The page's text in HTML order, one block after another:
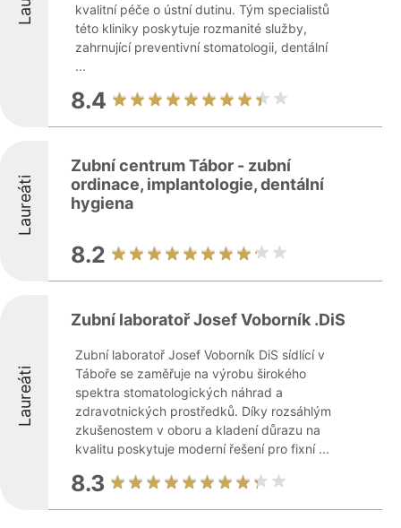
kvalitní péče o ústní dutinu. Tým specialistů
této kliniky poskytuje rozmanité služby,
zahrnující preventivní stomatologii, dentální
...
8.4
Laureáti
Zubní centrum Tábor - zubní
ordinace, implantologie, dentální
hygiena
8.2
Laureáti
Zubní laboratoř Josef Voborník .DiS
Zubní laboratoř Josef Voborník DiS sídlící v
Táboře se zaměřuje na výrobu širokého
spektra stomatologických náhrad a
zdravotnických prostředků. Díky rozsáhlým
zkušenostem v oboru a kladení důrazu na
kvalitu poskytuje moderní řešení pro fixní ...
8.3